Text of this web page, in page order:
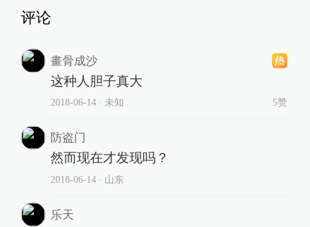
评论
畫骨成沙
这种人胆子真大
2018-06-14∙ 未知 5赞
防盗门
然而现在才发现吗？
2018-06-14∙ 山东
乐天